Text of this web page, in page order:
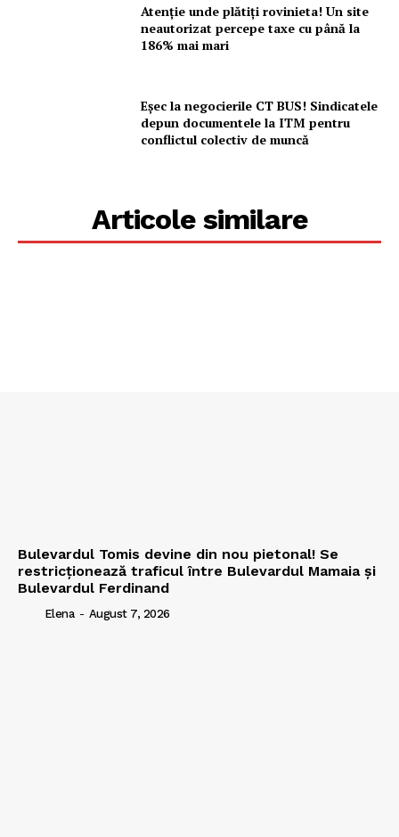
Atenție unde plătiți rovinieta! Un site
neautorizat percepe taxe cu până la
186% mai mari
Eșec la negocierile CT BUS! Sindicatele
depun documentele la ITM pentru
conflictul colectiv de muncă
Articole similare
Bulevardul Tomis devine din nou pietonal! Se
restricționează traficul între Bulevardul Mamaia și
Bulevardul Ferdinand
Elena - August 7, 2026